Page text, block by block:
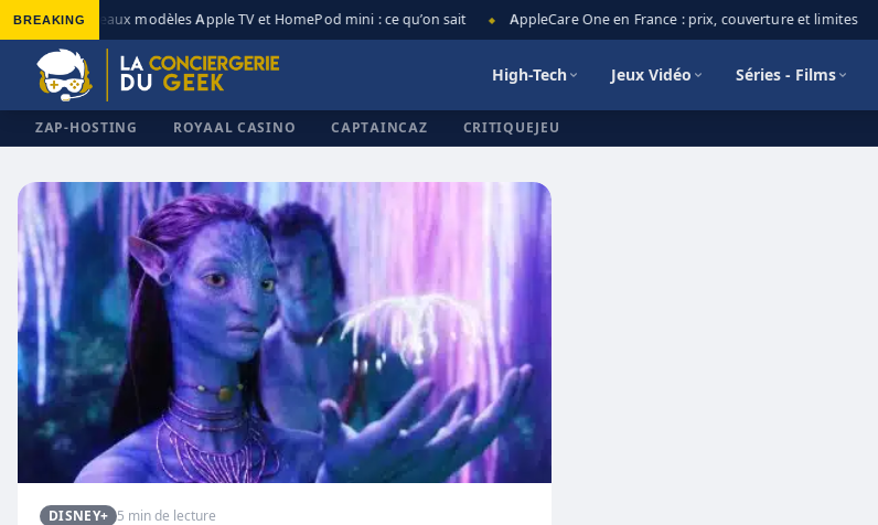
BREAKING
◆ Nouveaux modèles Apple TV et HomePod mini : ce qu’on sait ◆ AppleCare One en France : prix, couverture et limites
High-Tech Jeux Vidéo Séries - Films
ZAP-HOSTING ROYAAL CASINO CAPTAINCAZ CRITIQUEJEU
✕
DISNEY+ 5 min de lecture